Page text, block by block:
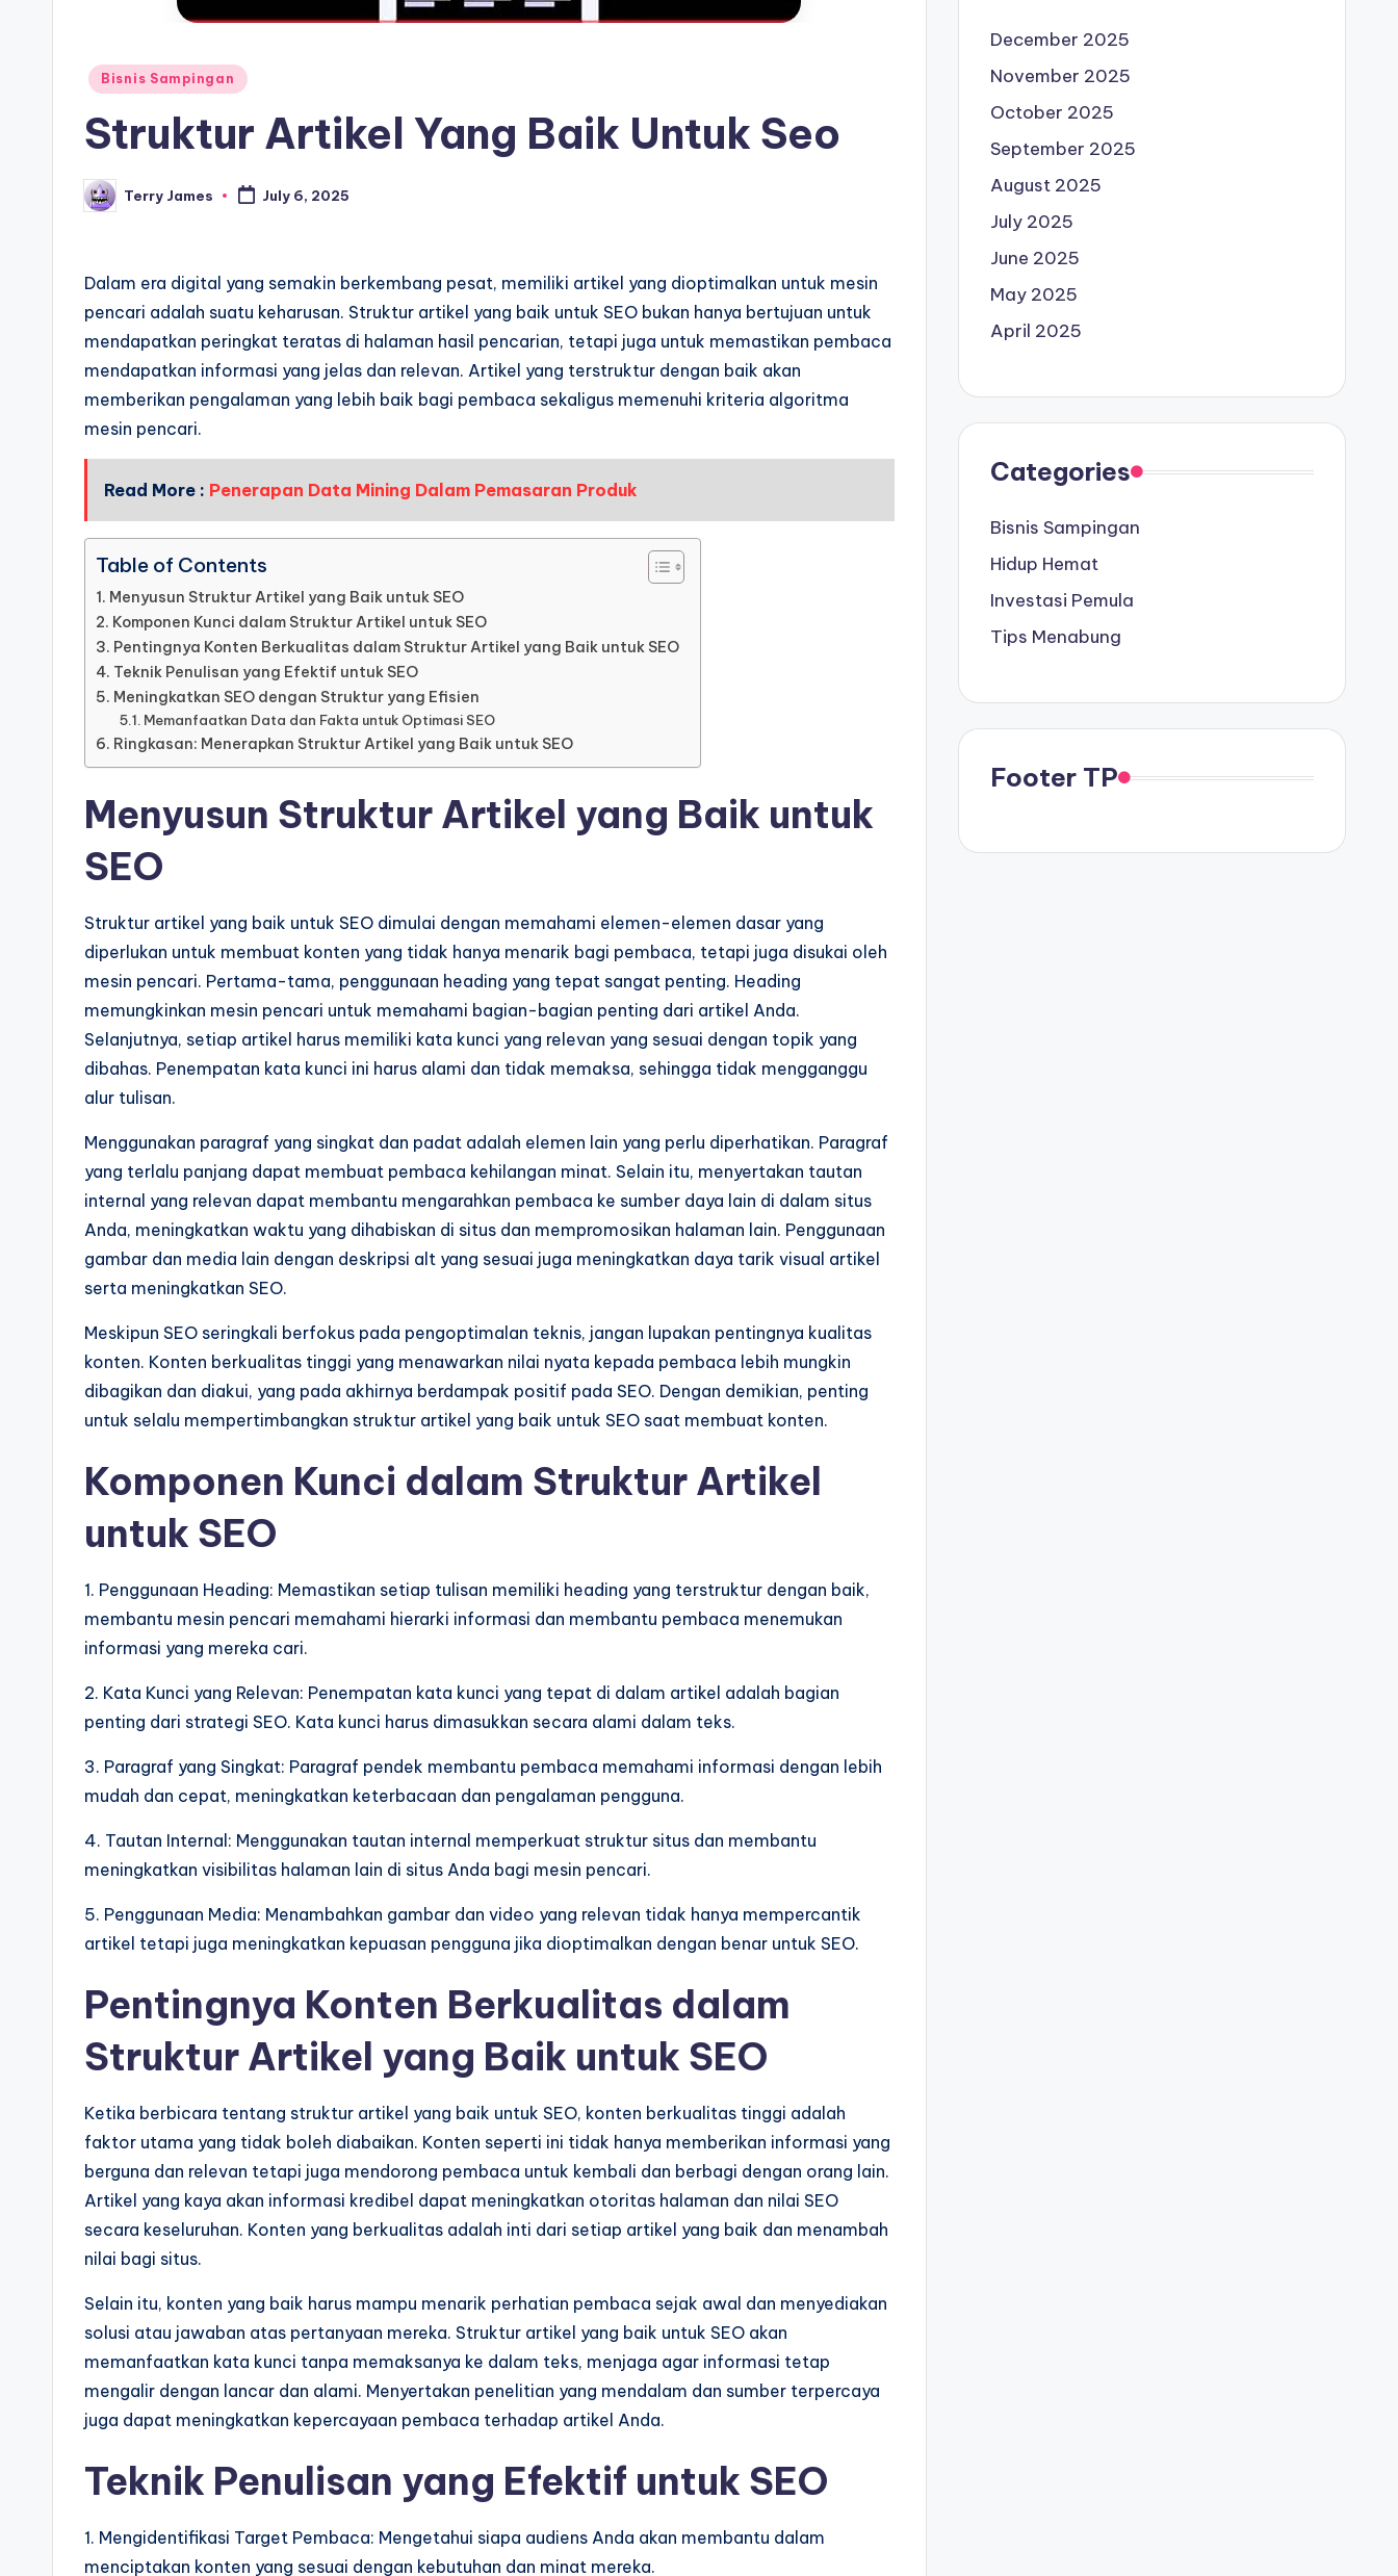
Posted
Bisnis Sampingan
Struktur Artikel Yang Baik Untuk Seo
Posted
by
Terry James July 6, 2025
Dalam era digital yang semakin berkembang pesat, memiliki artikel yang dioptimalkan untuk mesin
pencari adalah suatu keharusan. Struktur artikel yang baik untuk SEO bukan hanya bertujuan untuk
mendapatkan peringkat teratas di halaman hasil pencarian, tetapi juga untuk memastikan pembaca
mendapatkan informasi yang jelas dan relevan. Artikel yang terstruktur dengan baik akan
memberikan pengalaman yang lebih baik bagi pembaca sekaligus memenuhi kriteria algoritma
mesin pencari.
Read More : Penerapan Data Mining Dalam Pemasaran Produk
Table of Contents
Menyusun Struktur Artikel yang Baik untuk SEO
Komponen Kunci dalam Struktur Artikel untuk SEO
Pentingnya Konten Berkualitas dalam Struktur Artikel yang Baik untuk SEO
Teknik Penulisan yang Efektif untuk SEO
Meningkatkan SEO dengan Struktur yang Efisien
Memanfaatkan Data dan Fakta untuk Optimasi SEO
Ringkasan: Menerapkan Struktur Artikel yang Baik untuk SEO
Menyusun Struktur Artikel yang Baik untuk
SEO
Struktur artikel yang baik untuk SEO dimulai dengan memahami elemen-elemen dasar yang
diperlukan untuk membuat konten yang tidak hanya menarik bagi pembaca, tetapi juga disukai oleh
mesin pencari. Pertama-tama, penggunaan heading yang tepat sangat penting. Heading
memungkinkan mesin pencari untuk memahami bagian-bagian penting dari artikel Anda.
Selanjutnya, setiap artikel harus memiliki kata kunci yang relevan yang sesuai dengan topik yang
dibahas. Penempatan kata kunci ini harus alami dan tidak memaksa, sehingga tidak mengganggu
alur tulisan.
Menggunakan paragraf yang singkat dan padat adalah elemen lain yang perlu diperhatikan. Paragraf
yang terlalu panjang dapat membuat pembaca kehilangan minat. Selain itu, menyertakan tautan
internal yang relevan dapat membantu mengarahkan pembaca ke sumber daya lain di dalam situs
Anda, meningkatkan waktu yang dihabiskan di situs dan mempromosikan halaman lain. Penggunaan
gambar dan media lain dengan deskripsi alt yang sesuai juga meningkatkan daya tarik visual artikel
serta meningkatkan SEO.
Meskipun SEO seringkali berfokus pada pengoptimalan teknis, jangan lupakan pentingnya kualitas
konten. Konten berkualitas tinggi yang menawarkan nilai nyata kepada pembaca lebih mungkin
dibagikan dan diakui, yang pada akhirnya berdampak positif pada SEO. Dengan demikian, penting
untuk selalu mempertimbangkan struktur artikel yang baik untuk SEO saat membuat konten.
Komponen Kunci dalam Struktur Artikel
untuk SEO
1. Penggunaan Heading: Memastikan setiap tulisan memiliki heading yang terstruktur dengan baik,
membantu mesin pencari memahami hierarki informasi dan membantu pembaca menemukan
informasi yang mereka cari.
2. Kata Kunci yang Relevan: Penempatan kata kunci yang tepat di dalam artikel adalah bagian
penting dari strategi SEO. Kata kunci harus dimasukkan secara alami dalam teks.
3. Paragraf yang Singkat: Paragraf pendek membantu pembaca memahami informasi dengan lebih
mudah dan cepat, meningkatkan keterbacaan dan pengalaman pengguna.
4. Tautan Internal: Menggunakan tautan internal memperkuat struktur situs dan membantu
meningkatkan visibilitas halaman lain di situs Anda bagi mesin pencari.
5. Penggunaan Media: Menambahkan gambar dan video yang relevan tidak hanya mempercantik
artikel tetapi juga meningkatkan kepuasan pengguna jika dioptimalkan dengan benar untuk SEO.
Pentingnya Konten Berkualitas dalam
Struktur Artikel yang Baik untuk SEO
Ketika berbicara tentang struktur artikel yang baik untuk SEO, konten berkualitas tinggi adalah
faktor utama yang tidak boleh diabaikan. Konten seperti ini tidak hanya memberikan informasi yang
berguna dan relevan tetapi juga mendorong pembaca untuk kembali dan berbagi dengan orang lain.
Artikel yang kaya akan informasi kredibel dapat meningkatkan otoritas halaman dan nilai SEO
secara keseluruhan. Konten yang berkualitas adalah inti dari setiap artikel yang baik dan menambah
nilai bagi situs.
Selain itu, konten yang baik harus mampu menarik perhatian pembaca sejak awal dan menyediakan
solusi atau jawaban atas pertanyaan mereka. Struktur artikel yang baik untuk SEO akan
memanfaatkan kata kunci tanpa memaksanya ke dalam teks, menjaga agar informasi tetap
mengalir dengan lancar dan alami. Menyertakan penelitian yang mendalam dan sumber terpercaya
juga dapat meningkatkan kepercayaan pembaca terhadap artikel Anda.
Teknik Penulisan yang Efektif untuk SEO
1. Mengidentifikasi Target Pembaca: Mengetahui siapa audiens Anda akan membantu dalam
menciptakan konten yang sesuai dengan kebutuhan dan minat mereka.
December 2025
November 2025
October 2025
September 2025
August 2025
July 2025
June 2025
May 2025
April 2025
Categories
Bisnis Sampingan
Hidup Hemat
Investasi Pemula
Tips Menabung
Footer TP